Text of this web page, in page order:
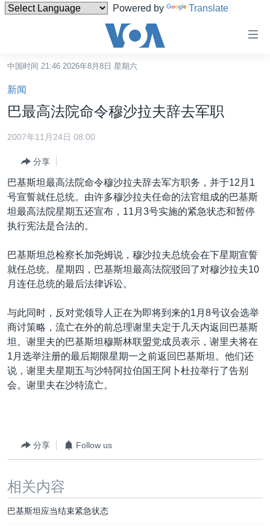
Powered by Translate
碍
链
接
跳
转
容
导
航
索
港澳
国际
最新国际新闻
印太
中东
欧洲
美洲
全球议题
分类新闻
经济·金融·贸易
人权·法律·宗教
科教·文娱·体健
劳工
环境
美中关系
热点专题
白宫要闻
美中关系
美国建国250周年
埃博拉疫情
美国之音专访
南中国海争端
关注新疆
GEN Z 看美国
VOA视频
中文广播
关注我们
中国时间 21:46 2026年8月8日 星期六
新闻
巴最高法院命令穆沙拉夫辞去军职
2007年11月24日 08:00
分享
巴基斯坦最高法院命令穆沙拉夫辞去军方职务，并于12月1
号宣誓就任总统。由许多穆沙拉夫任命的法官组成的巴基斯
坦最高法院星期五还宣布，11月3号实施的紧急状态和暂停
执行宪法是合法的。
巴基斯坦总检察长加尧姆说，穆沙拉夫总统会在下星期宣誓
就任总统。星期四，巴基斯坦最高法院驳回了对穆沙拉夫10
月连任总统的最后法律诉讼。
与此同时，反对党领导人正在为即将到来的1月8号议会选举
商讨策略，流亡在外的前总理谢里夫定于几天内返回巴基斯
坦。谢里夫的巴基斯坦穆斯林联盟党成员表示，谢里夫将在
1月选举注册的最后期限星期一之前返回巴基斯坦。他们还
说，谢里夫星期五与沙特阿拉伯国王阿卜杜拉举行了告别
会。谢里夫在沙特流亡。
分享 Follow us
相关内容
巴基斯坦应当结束紧急状态